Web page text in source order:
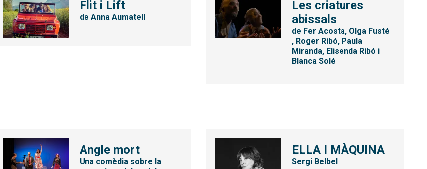
Flit i Lift
de Anna Aumatell
Les criatures
abissals
de Fer Acosta, Olga Fusté
, Roger Ribó, Paula
Miranda, Elisenda Ribó i
Blanca Solé
Angle mort
Una comèdia sobre la
ELLA I MÀQUINA
Sergi Belbel